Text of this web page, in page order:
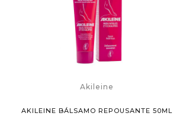
Akileine
AKILEINE BÁLSAMO REPOUSANTE 50ML